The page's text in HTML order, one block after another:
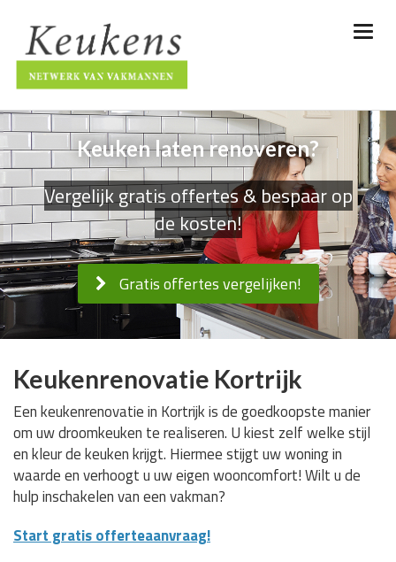
Keuken laten renoveren?
Vergelijk gratis offertes & bespaar op
de kosten!
Gratis offertes vergelijken!
Keukenrenovatie Kortrijk
Een keukenrenovatie in Kortrijk is de goedkoopste manier
om uw droomkeuken te realiseren. U kiest zelf welke stijl
en kleur de keuken krijgt. Hiermee stijgt uw woning in
waarde en verhoogt u uw eigen wooncomfort! Wilt u de
hulp inschakelen van een vakman?
Start gratis offerteaanvraag!